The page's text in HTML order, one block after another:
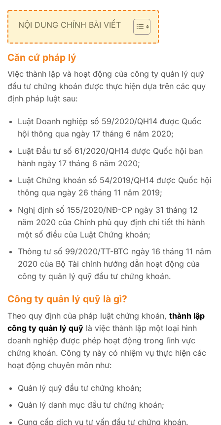
NỘI DUNG CHÍNH BÀI VIẾT
Căn cứ pháp lý
Việc thành lập và hoạt động của công ty quản lý quỹ
đầu tư chứng khoán được thực hiện dựa trên các quy
định pháp luật sau:
Luật Doanh nghiệp số 59/2020/QH14 được Quốc
hội thông qua ngày 17 tháng 6 năm 2020;
Luật Đầu tư số 61/2020/QH14 được Quốc hội ban
hành ngày 17 tháng 6 năm 2020;
Luật Chứng khoán số 54/2019/QH14 được Quốc hội
thông qua ngày 26 tháng 11 năm 2019;
Nghị định số 155/2020/NĐ-CP ngày 31 tháng 12
năm 2020 của Chính phủ quy định chi tiết thi hành
một số điều của Luật Chứng khoán;
Thông tư số 99/2020/TT-BTC ngày 16 tháng 11 năm
2020 của Bộ Tài chính hướng dẫn hoạt động của
công ty quản lý quỹ đầu tư chứng khoán.
Công ty quản lý quỹ là gì?
Theo quy định của pháp luật chứng khoán, thành lập
công ty quản lý quỹ là việc thành lập một loại hình
doanh nghiệp được phép hoạt động trong lĩnh vực
chứng khoán. Công ty này có nhiệm vụ thực hiện các
hoạt động chuyên môn như:
Quản lý quỹ đầu tư chứng khoán;
Quản lý danh mục đầu tư chứng khoán;
Cung cấp dịch vụ tư vấn đầu tư chứng khoán.